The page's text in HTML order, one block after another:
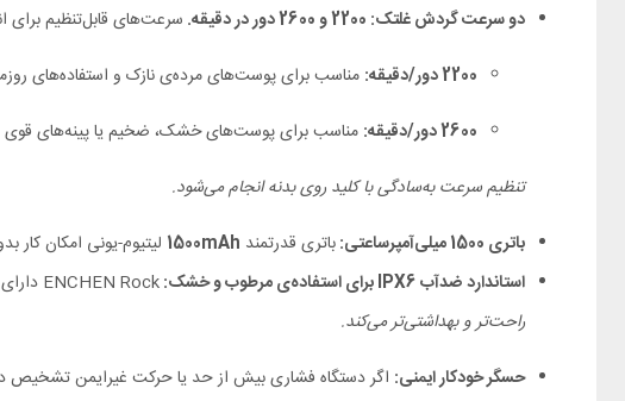
دو سرعت گردش غلتک: 2200 و 2600 دور در دقیقه.
سرعت‌های قابل‌تنظیم برای
2200 دور/دقیقه:
مناسب برای پوست‌های مرده‌ی نازک و استفاده‌های
2600 دور/دقیقه:
مناسب برای پوست‌های خشک، ضخیم یا پینه‌های قوی
تنظیم سرعت به‌سادگی با کلید روی بدنه انجام می‌شود.
باتری 1500 میلی‌آمپر‌ساعتی:
باتری قدرتمند 1500mAh لیتیوم-یونی امکان
استاندارد ضدآب IPX6 برای استفاده‌ی مرطوب و خشک:
ENCHEN Rock دارای استاندارد
راحت‌تر و بهداشتی‌تر می‌کند.
حسگر خودکار ایمنی: اگر دستگاه فشاری بیش از حد یا حرکت غیرایمن